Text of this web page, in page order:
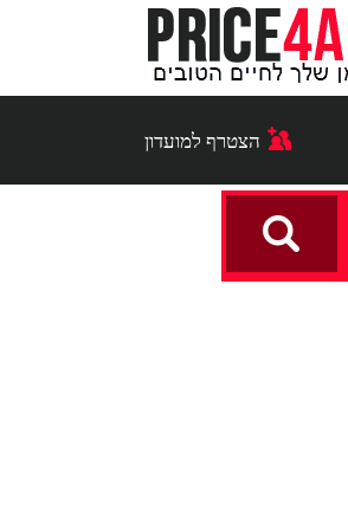
הצטרף למועדון